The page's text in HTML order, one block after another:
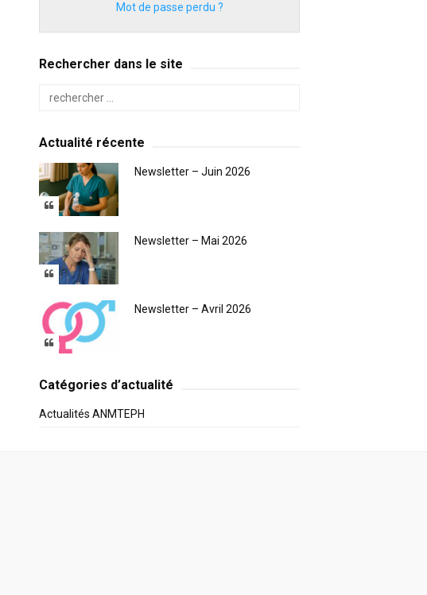
Mot de passe perdu ?
Rechercher dans le site
Actualité récente
Newsletter – Juin 2026
Newsletter – Mai 2026
Newsletter – Avril 2026
Catégories d’actualité
Actualités ANMTEPH